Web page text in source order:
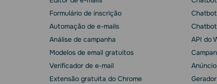
Formulário de inscrição
Automação de e-mails
Análise de campanha
Modelos de email gratuitos
Verificador de e-mail
Extensão gratuita do Chrome
API do